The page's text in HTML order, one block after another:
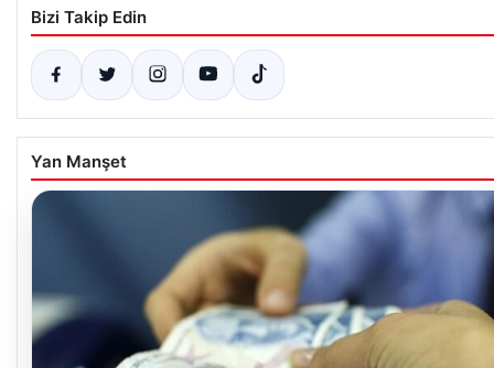
Bizi Takip Edin
Yan Manşet